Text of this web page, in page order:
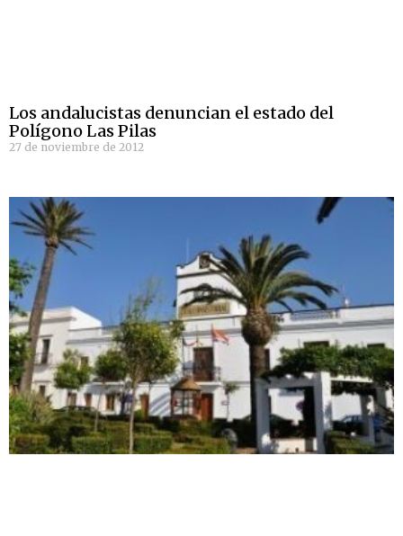
Los andalucistas denuncian el estado del
Polígono Las Pilas
27 de noviembre de 2012